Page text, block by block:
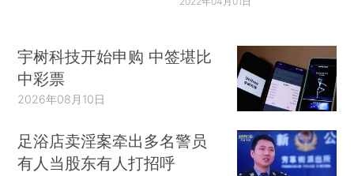
宇树科技开始申购 中签堪比
中彩票
2026年08月10日
足浴店卖淫案牵出多名警员
有人当股东有人打招呼